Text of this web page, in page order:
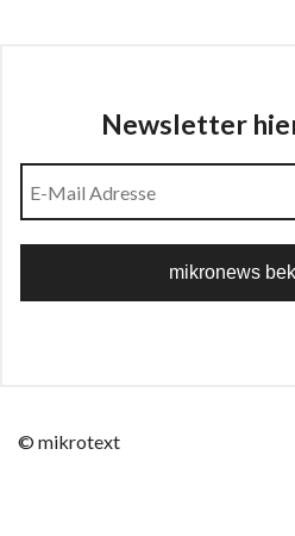
Newsletter
© mikrotext